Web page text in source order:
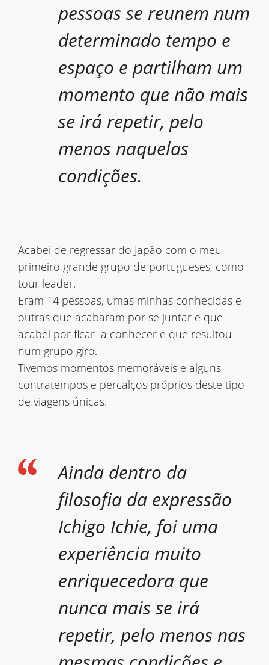
pessoas se reunem num
determinado tempo e
espaço e partilham um
momento que não mais
se irá repetir, pelo
menos naquelas
condições.
Acabei de regressar do Japão com o meu
primeiro grande grupo de portugueses, como
tour leader.
Eram 14 pessoas, umas minhas conhecidas e
outras que acabaram por se juntar e que
acabei por ficar a conhecer e que resultou
num grupo giro.
Tivemos momentos memoráveis e alguns
contratempos e percalços próprios deste tipo
de viagens únicas.
Ainda dentro da
filosofia da expressão
Ichigo Ichie, foi uma
experiência muito
enriquecedora que
nunca mais se irá
repetir, pelo menos nas